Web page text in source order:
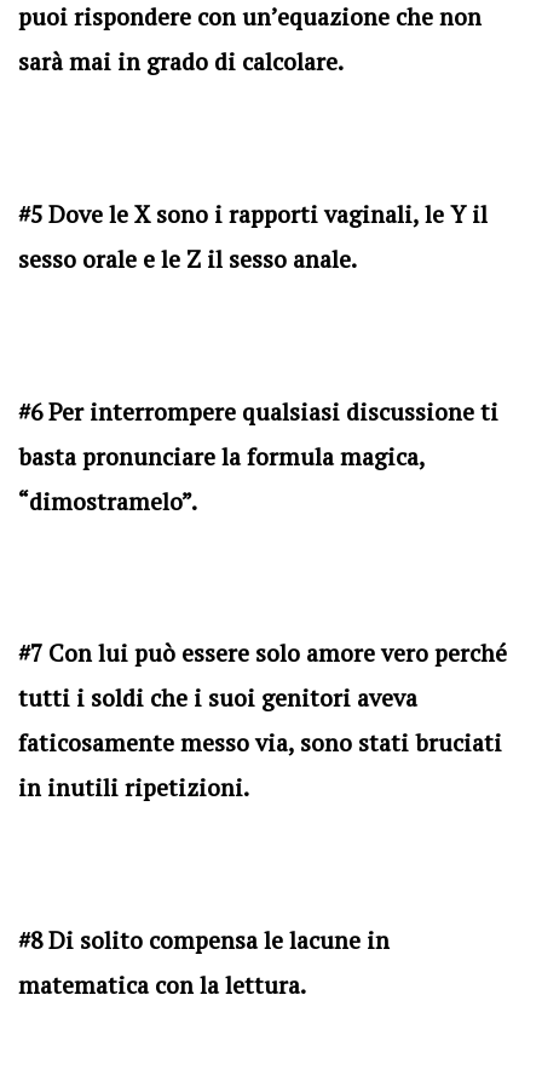
puoi rispondere con un’equazione che non
sarà mai in grado di calcolare.
#5 Dove le X sono i rapporti vaginali, le Y il
sesso orale e le Z il sesso anale.
#6 Per interrompere qualsiasi discussione ti
basta pronunciare la formula magica,
“dimostramelo”.
#7 Con lui può essere solo amore vero perché
tutti i soldi che i suoi genitori aveva
faticosamente messo via, sono stati bruciati
in inutili ripetizioni.
#8 Di solito compensa le lacune in
matematica con la lettura.